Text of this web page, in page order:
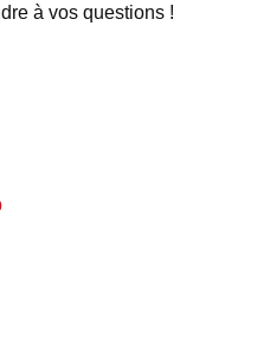
à vos questions !